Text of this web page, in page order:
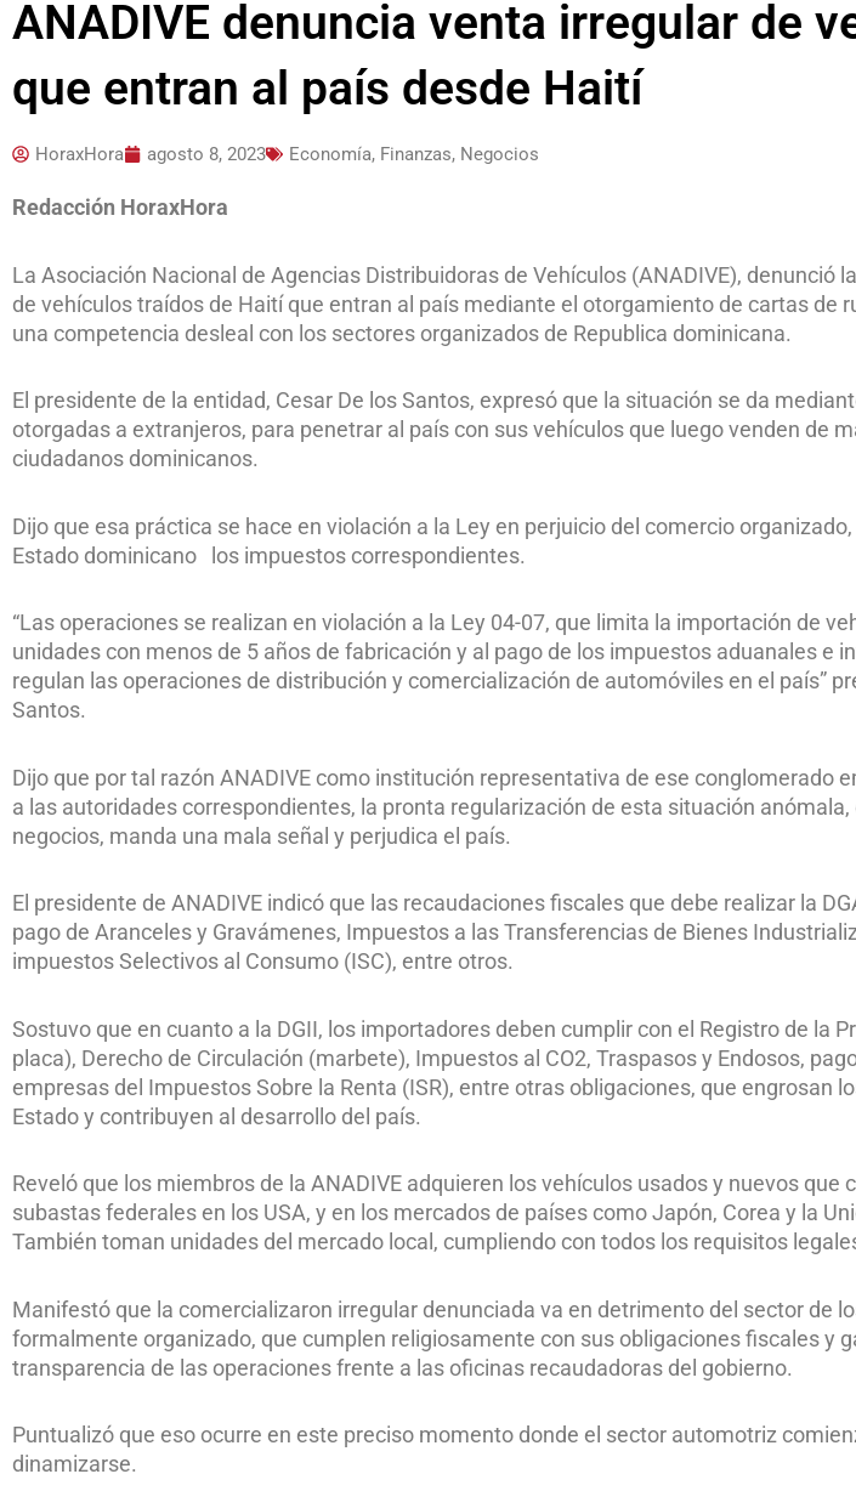
ANADIVE denuncia venta irregular de
que entran al país desde Haití
HoraxHora agosto 8, 2023 Economía, Finanzas, Negocios
Redacción HoraxHora
La Asociación Nacional de Agencias Distribuidoras de Vehículos (ANADIVE), denunció
de vehículos traídos de Haití que entran al país mediante el otorgamiento de cartas de
una competencia desleal con los sectores organizados de Republica dominicana.
El presidente de la entidad, Cesar De los Santos, expresó que la situación se da
otorgadas a extranjeros, para penetrar al país con sus vehículos que luego venden de
ciudadanos dominicanos.
Dijo que esa práctica se hace en violación a la Ley en perjuicio del comercio
Estado dominicano los impuestos correspondientes.
“Las operaciones se realizan en violación a la Ley 04-07, que limita la importación de
unidades con menos de 5 años de fabricación y al pago de los impuestos aduanales e
regulan las operaciones de distribución y comercialización de automóviles en el país”
Santos.
Dijo que por tal razón ANADIVE como institución representativa de ese conglomerado
a las autoridades correspondientes, la pronta regularización de esta situación
negocios, manda una mala señal y perjudica el país.
El presidente de ANADIVE indicó que las recaudaciones fiscales que debe realizar la
pago de Aranceles y Gravámenes, Impuestos a las Transferencias de Bienes
impuestos Selectivos al Consumo (ISC), entre otros.
Sostuvo que en cuanto a la DGII, los importadores deben cumplir con el Registro de la
placa), Derecho de Circulación (marbete), Impuestos al CO2, Traspasos y Endosos,
empresas del Impuestos Sobre la Renta (ISR), entre otras obligaciones, que engrosan
Estado y contribuyen al desarrollo del país.
Reveló que los miembros de la ANADIVE adquieren los vehículos usados y nuevos que
subastas federales en los USA, y en los mercados de países como Japón, Corea y la
También toman unidades del mercado local, cumpliendo con todos los requisitos
Manifestó que la comercializaron irregular denunciada va en detrimento del sector de
formalmente organizado, que cumplen religiosamente con sus obligaciones fiscales y
transparencia de las operaciones frente a las oficinas recaudadoras del gobierno.
Puntualizó que eso ocurre en este preciso momento donde el sector automotriz
dinamizarse.